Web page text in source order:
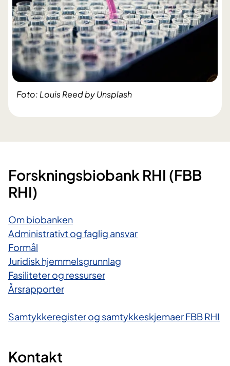
Foto: Louis Reed by Unsplash
Forskningsbiobank RHI (FBB
RHI)
Om biobanken
Administrativt og faglig ansvar
Formål
Juridisk hjemmelsgrunnlag
Fasiliteter og ressurser
Årsrapporter
Samtykkeregister og samtykkeskjemaer FBB RHI
Kontakt